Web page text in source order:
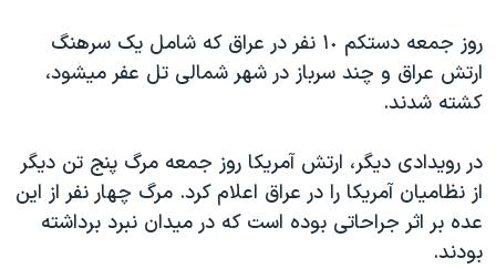
اعتراضات مردمی آبان ۹۸
اسرائیل در جنگ
همایش محافظه‌کاران آمریکا «سی‌پک»
صفحه‌های ویژه
روز جمعه دستکم ١٠ نفر در عراق که شامل يک سرهنگ
ارتش عراق و چند سرباز در شهر شمالی تل عفر ميشود،
کشته شدند.
در رويدادی ديگر، ارتش آمريکا روز جمعه مرگ پنج تن ديگر
از نظاميان آمريکا را در عراق اعلام کرد. مرگ چهار نفر از اين
عده بر اثر جراحاتی بوده است که در ميدان نبرد برداشته
بودند.